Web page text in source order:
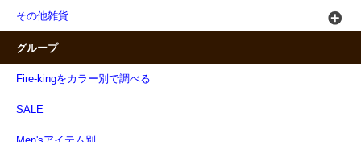
その他雑貨
グループ
Fire-kingをカラー別で調べる
SALE